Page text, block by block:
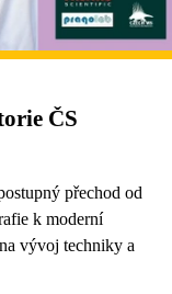
ČS
přechod od
k moderní
vývoj techniky a